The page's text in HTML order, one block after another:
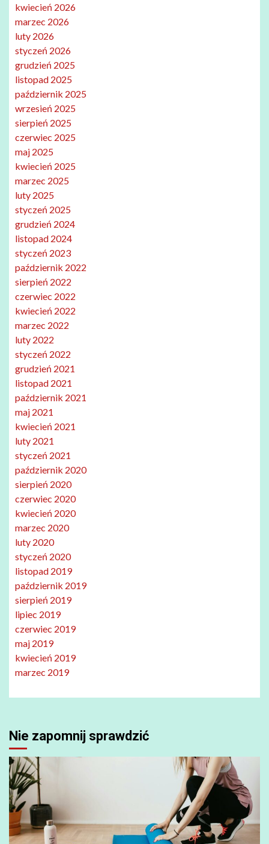
kwiecień 2026
marzec 2026
luty 2026
styczeń 2026
grudzień 2025
listopad 2025
październik 2025
wrzesień 2025
sierpień 2025
czerwiec 2025
maj 2025
kwiecień 2025
marzec 2025
luty 2025
styczeń 2025
grudzień 2024
listopad 2024
styczeń 2023
październik 2022
sierpień 2022
czerwiec 2022
kwiecień 2022
marzec 2022
luty 2022
styczeń 2022
grudzień 2021
listopad 2021
październik 2021
maj 2021
kwiecień 2021
luty 2021
styczeń 2021
październik 2020
sierpień 2020
czerwiec 2020
kwiecień 2020
marzec 2020
luty 2020
styczeń 2020
listopad 2019
październik 2019
sierpień 2019
lipiec 2019
czerwiec 2019
maj 2019
kwiecień 2019
marzec 2019
Nie zapomnij sprawdzić